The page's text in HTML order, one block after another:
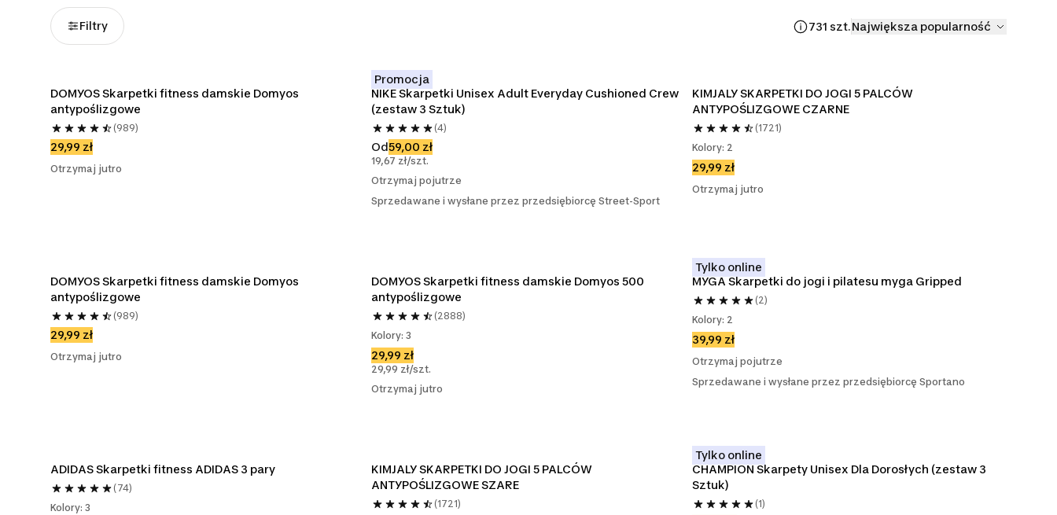
Filtry 731 szt.Największa popularność
DOMYOS Skarpetki fitness damskie Domyos
antypoślizgowe
(989)
29,99 zł
Otrzymaj jutro
Promocja
NIKE Skarpetki Unisex Adult Everyday Cushioned Crew
(zestaw 3 Sztuk)
(4)
Od59,00 zł
19,67 zł/szt.
Otrzymaj pojutrze
Sprzedawane i wysłane przez przedsiębiorcę Street-Sport
KIMJALY SKARPETKI DO JOGI 5 PALCÓW
ANTYPOŚLIZGOWE CZARNE
(1721)
Kolory: 2
29,99 zł
Otrzymaj jutro
DOMYOS Skarpetki fitness damskie Domyos
antypoślizgowe
(989)
29,99 zł
Otrzymaj jutro
DOMYOS Skarpetki fitness damskie Domyos 500
antypoślizgowe
(2888)
Kolory: 3
29,99 zł
29,99 zł/szt.
Otrzymaj jutro
Tylko online
MYGA Skarpetki do jogi i pilatesu myga Gripped
(2)
Kolory: 2
39,99 zł
Otrzymaj pojutrze
Sprzedawane i wysłane przez przedsiębiorcę Sportano
ADIDAS Skarpetki fitness ADIDAS 3 pary
(74)
Kolory: 3
KIMJALY SKARPETKI DO JOGI 5 PALCÓW
ANTYPOŚLIZGOWE SZARE
(1721)
Tylko online
CHAMPION Skarpety Unisex Dla Dorosłych (zestaw 3
Sztuk)
(1)